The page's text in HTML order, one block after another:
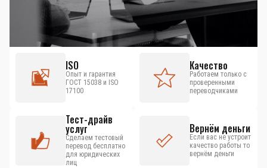
ISO
Опыт и гарантия
ГОСТ 15038 и ISO
17100
Качество
Работаем только с
проверенными
переводчиками
Тест-драйв
услуг
Сделаем тестовый
перевод бесплатно
для юридических
лиц
Вернём деньги
Если вас не устроит
качество работы то
вернём деньги